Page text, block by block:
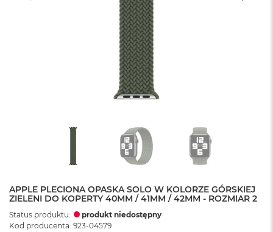
APPLE PLECIONA OPASKA SOLO W KOLORZE GÓRSKIEJ
ZIELENI DO KOPERTY 40MM / 41MM / 42MM - ROZMIAR 2
Status produktu:
produkt niedostępny
Kod producenta: 923-04579